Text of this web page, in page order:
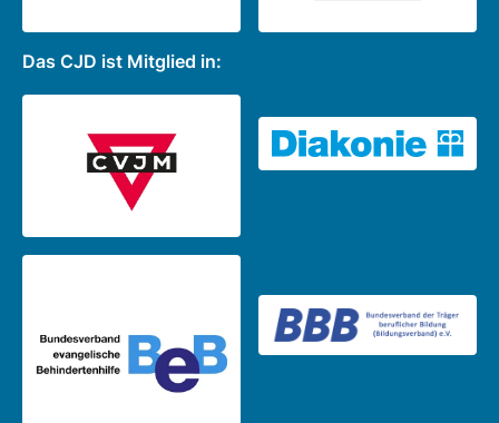
Das CJD ist Mitglied in: